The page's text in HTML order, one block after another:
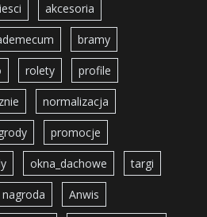
akcesoria
bramy
rolety profile
normalizacja
promocje
okna_dachowe targi
nagroda Anwis